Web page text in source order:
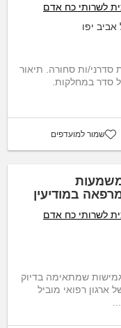
לשרותי כח אדם
יפו
סדרני/ות סחורה. תיאור
סדר במחלקות.
שמור למועדפים
משמעות
במודיעין
לשרותי כח אדם
שמתאימה בדיוק
רפואי מוביל